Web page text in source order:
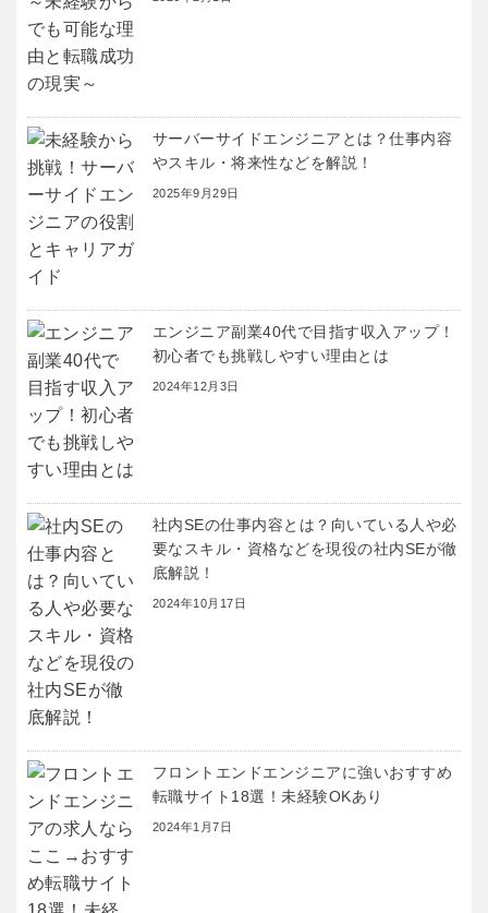
サーバーサイドエンジニアとは？仕事内容
やスキル・将来性などを解説！
2025年9月29日
エンジニア副業40代で目指す収入アップ！
初心者でも挑戦しやすい理由とは
2024年12月3日
社内SEの仕事内容とは？向いている人や必
要なスキル・資格などを現役の社内SEが徹
底解説！
2024年10月17日
フロントエンドエンジニアに強いおすすめ
転職サイト18選！未経験OKあり
2024年1月7日